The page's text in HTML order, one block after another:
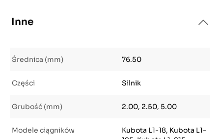
Inne
Średnica (mm) 76.50
Części Silnik
Grubość (mm) 2.00, 2.50, 5.00
Modele ciągników
Kubota L1-18, Kubota L1-